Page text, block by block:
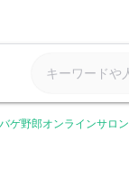
ゲ野郎オンラインサロン